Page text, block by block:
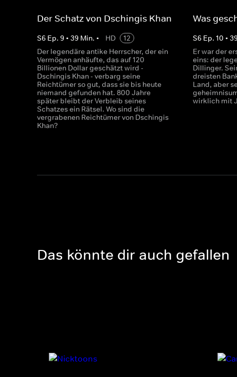
Der Schatz von Dschingis Khan
S6 Ep. 9 • 39 Min. • HD
12
Der legendäre antike Herrscher, der ein
Vermögen anhäufte, das auf 120
Billionen Dollar geschätzt wird -
Dschingis Khan - verbarg seine
Reichtümer so gut, dass sie bis heute
niemand gefunden hat. 800 Jahre
später bleibt der Verbleib seines
Schatzes ein Rätsel. Wo sind die
vergrabenen Reichtümer von Dschingis
Khan?
Was
S6 Ep.10 •
Er war der
eins: der
Dillinger.
dreisten
Land, aber
wirklich mit
Das könnte dir auch gefallen